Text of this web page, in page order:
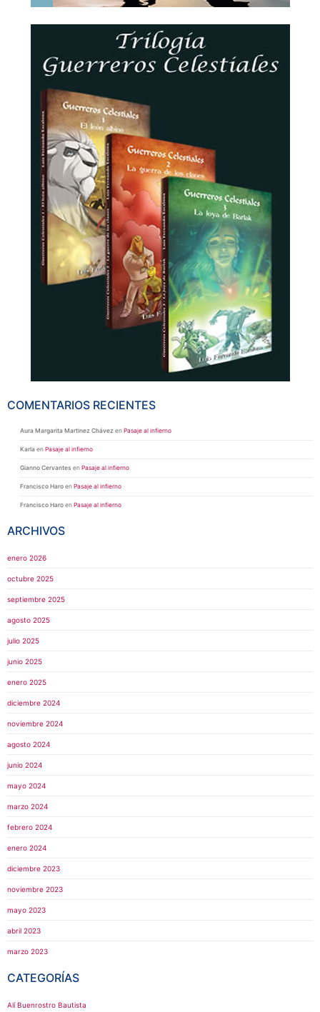
COMENTARIOS RECIENTES
Aura Margarita Martinez Chávez en Pasaje al infierno
Karla en Pasaje al infierno
Gianno Cervantes en Pasaje al infierno
Francisco Haro en Pasaje al infierno
Francisco Haro en Pasaje al infierno
ARCHIVOS
enero 2026
octubre 2025
septiembre 2025
agosto 2025
julio 2025
junio 2025
enero 2025
diciembre 2024
noviembre 2024
agosto 2024
junio 2024
mayo 2024
marzo 2024
febrero 2024
enero 2024
diciembre 2023
noviembre 2023
mayo 2023
abril 2023
marzo 2023
CATEGORÍAS
Alí Buenrostro Bautista